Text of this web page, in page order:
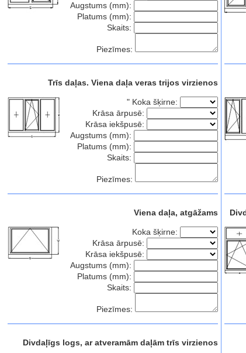
Augstums (mm):
Platums (mm):
Skaits:
Piezīmes:
Trīs daļas. Viena daļa veras trijos virzienos
" Koka šķirne:
Krāsa ārpusē:
Krāsa iekšpusē:
Augstums (mm):
Platums (mm):
Skaits:
Piezīmes:
Viena daļa, atgāžams
Koka šķirne:
Krāsa ārpusē:
Krāsa iekšpusē:
Augstums (mm):
Platums (mm):
Skaits:
Piezīmes:
Divdaļīgs logs, ar atveramām daļām trīs virzienos